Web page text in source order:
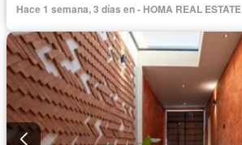
Hace 1 semana, 3 días en - HOMA REAL ESTATE